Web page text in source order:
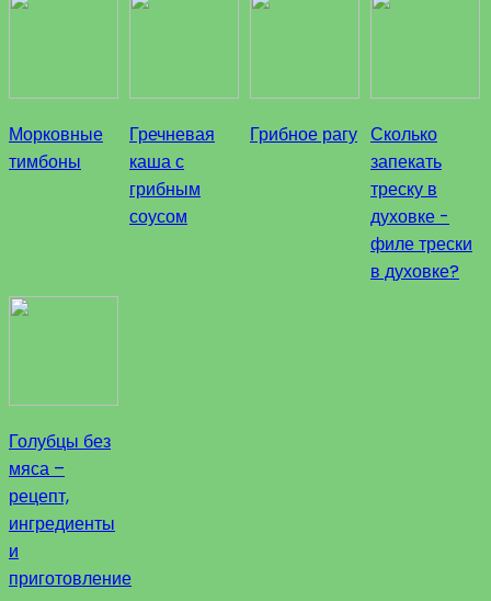
Морковные
тимбоны
Гречневая
каша с
грибным
соусом
Грибное рагу Сколько
запекать
треску в
духовке -
филе трески
в духовке?
Голубцы без
мяса –
рецепт,
ингредиенты
и
приготовление